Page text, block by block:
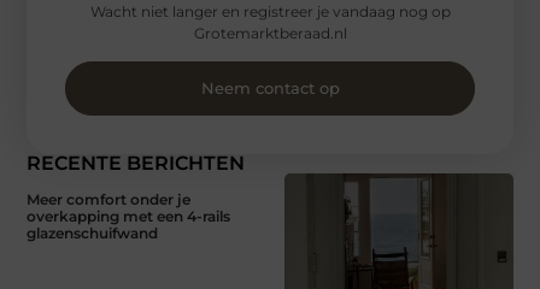
RECENTE BERICHTEN
Meer comfort onder je
overkapping met een 4-rails
glazenschuifwand
Wacht niet langer en registreer je vandaag nog op
Grotemarktberaad.nl
Neem contact op